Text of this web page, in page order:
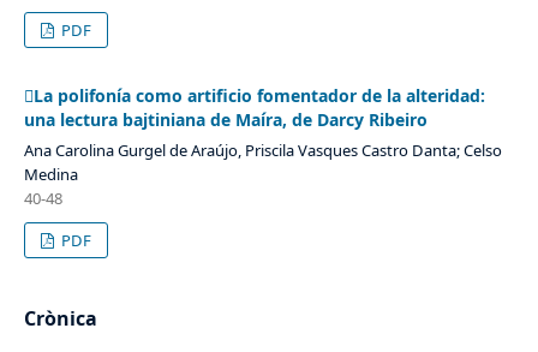
PDF
La polifonía como artificio fomentador de la alteridad:
una lectura bajtiniana de Maíra, de Darcy Ribeiro
Ana Carolina Gurgel de Araújo, Priscila Vasques Castro Danta; Celso
Medina
40-48
PDF
Crònica